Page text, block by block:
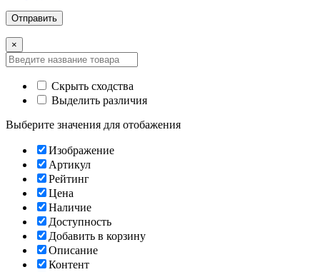
×
Скрыть сходства
Выделить различия
Выберите значения для отобажения
Изображение
Артикул
Рейтинг
Цена
Наличие
Доступность
Добавить в корзину
Описание
Контент